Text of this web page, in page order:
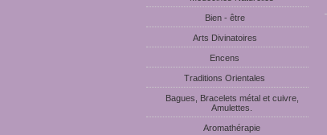
Bien - être
Arts Divinatoires
Encens
Traditions Orientales
Bagues, Bracelets métal et cuivre,
Amulettes.
Aromathérapie